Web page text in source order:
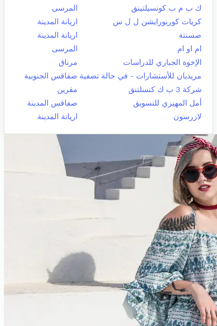
ك ب م ب كونسيلتينق
المرسى
كريات كوربورايشن ل ل س
اريانة المدينة
صسنتة
اريانة المدينة
ام او ام
المرسى
الإخوة الجباري للدراسات
مرناق
مريديان للأستشارات - في حالة تصفية صفاقس الجنوبية
شركة 3 ب ك كنسلتنق
مقرين
أمل المهيري للتسويق
صفاقس المدينة
لازرسون
اريانة المدينة